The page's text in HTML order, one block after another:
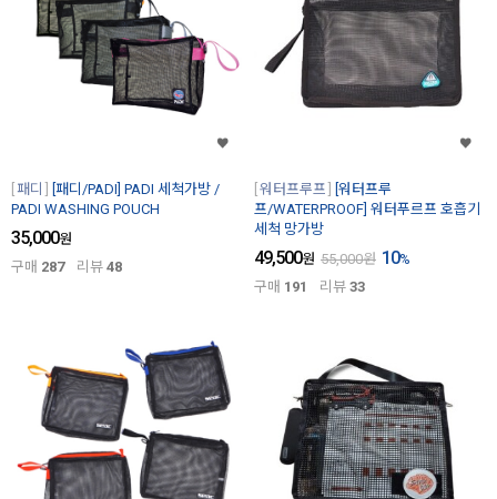
패디
[패디/PADI] PADI 세척가방 /
PADI WASHING POUCH
35,000원
구매 287 리뷰 48
워터프루프
[워터프루
프/WATERPROOF] 워터푸르프 호흡기
세척 망가방
49,500원 55,000원 10%
구매 191 리뷰 33